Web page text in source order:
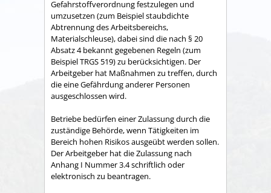
Gefahrstoffverordnung festzulegen und
umzusetzen (zum Beispiel staubdichte
Abtrennung des Arbeitsbereichs,
Materialschleuse), dabei sind die nach § 20
Absatz 4 bekannt gegebenen Regeln (zum
Beispiel TRGS 519) zu berücksichtigen. Der
Arbeitgeber hat Maßnahmen zu treffen, durch
die eine Gefährdung anderer Personen
ausgeschlossen wird.
Betriebe bedürfen einer Zulassung durch die
zuständige Behörde, wenn Tätigkeiten im
Bereich hohen Risikos ausgeübt werden sollen.
Der Arbeitgeber hat die Zulassung nach
Anhang I Nummer 3.4 schriftlich oder
elektronisch zu beantragen.